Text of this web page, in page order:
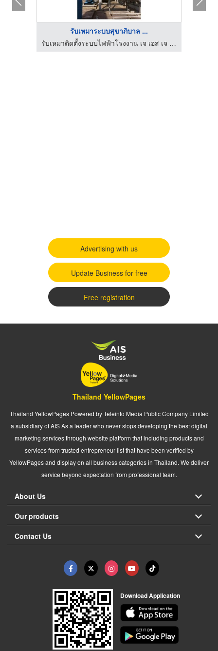
รับเหมาระบบสุขาภิบาล ...
รับเหมาติดตั้งระบบไฟฟ้าโรงงาน เจ เอส เจ เอ็นจิเนียริ่ง
Advertising with us
Update Business for free
Free registration
Thailand YellowPages
Thailand YellowPages Powered by Teleinfo Media Public Company Limited
a subsidiary of AIS As a leader who never stops developing the best digital
marketing services through website platform that including products and
services from trusted entrepreneur list that have been verified by
YellowPages and display on all business categories in Thailand. We deliver
service beyond expectation from professional team.
About Us
Our products
Contact Us
Download Application